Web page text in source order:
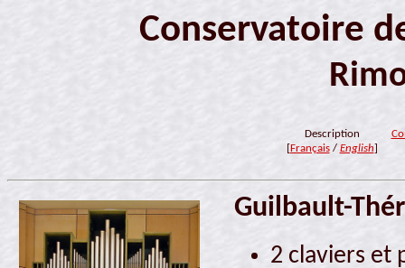
Conservatoire
Description
Français/ English
Guilbault-
2 claviers et